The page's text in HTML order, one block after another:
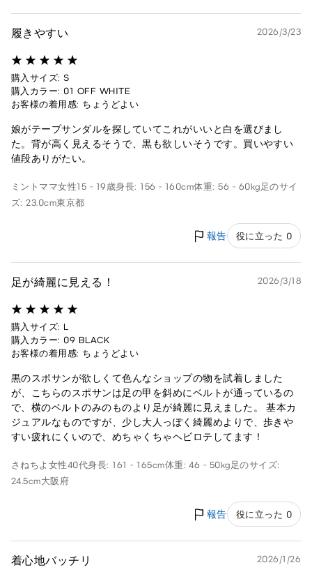
履きやすい 2026/3/23
購入サイズ: S
購入カラー: 01 OFF WHITE
お客様の着用感: ちょうどよい
娘がテープサンダルを探していてこれがいいと白を選びまし
た。背が高く見えるそうで、黒も欲しいそうです。買いやすい
値段ありがたい。
ミントママ女性15 - 19歳身長: 156 - 160cm体重: 56 - 60kg足のサイ
ズ: 23.0cm東京都
報告 役に立った 0
足が綺麗に見える！ 2026/3/18
購入サイズ: L
購入カラー: 09 BLACK
お客様の着用感: ちょうどよい
黒のスポサンが欲しくて色んなショップの物を試着しました
が、こちらのスポサンは足の甲を斜めにベルトが通っているの
で、横のベルトのみのものより足が綺麗に見えました。 基本カ
ジュアルなものですが、少し大人っぽく綺麗めよりで、歩きや
すい疲れにくいので、めちゃくちゃヘビロテしてます！
さねちよ 女性40代身長: 161 - 165cm体重: 46 - 50kg足のサイズ:
24.5cm大阪府
報告 役に立った 0
着心地バッチリ 2026/1/26